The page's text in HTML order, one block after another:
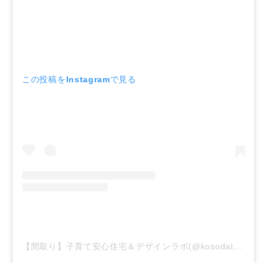
この投稿をInstagramで見る